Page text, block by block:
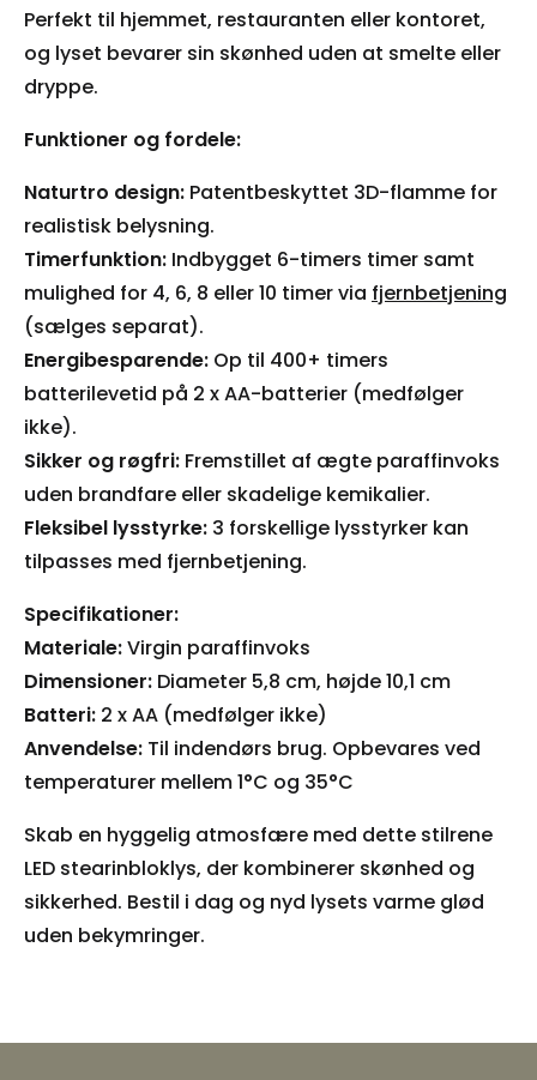
Perfekt til hjemmet, restauranten eller kontoret,
og lyset bevarer sin skønhed uden at smelte eller
dryppe.
Funktioner og fordele:
Naturtro design: Patentbeskyttet 3D-flamme for
realistisk belysning.
Timerfunktion: Indbygget 6-timers timer samt
mulighed for 4, 6, 8 eller 10 timer via fjernbetjening
(sælges separat).
Energibesparende: Op til 400+ timers
batterilevetid på 2 x AA-batterier (medfølger
ikke).
Sikker og røgfri: Fremstillet af ægte paraffinvoks
uden brandfare eller skadelige kemikalier.
Fleksibel lysstyrke: 3 forskellige lysstyrker kan
tilpasses med fjernbetjening.
Specifikationer:
Materiale:Virgin paraffinvoks
Dimensioner: Diameter 5,8 cm, højde 10,1 cm
Batteri: 2 x AA (medfølger ikke)
Anvendelse: Til indendørs brug. Opbevares ved
temperaturer mellem 1°C og 35°C
Skab en hyggelig atmosfære med dette stilrene
LED stearinbloklys, der kombinerer skønhed og
sikkerhed. Bestil i dag og nyd lysets varme glød
uden bekymringer.